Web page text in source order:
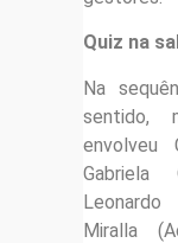
Quiz na
Na
sentido,
envolveu
Gabriela
Leonardo
Miralla